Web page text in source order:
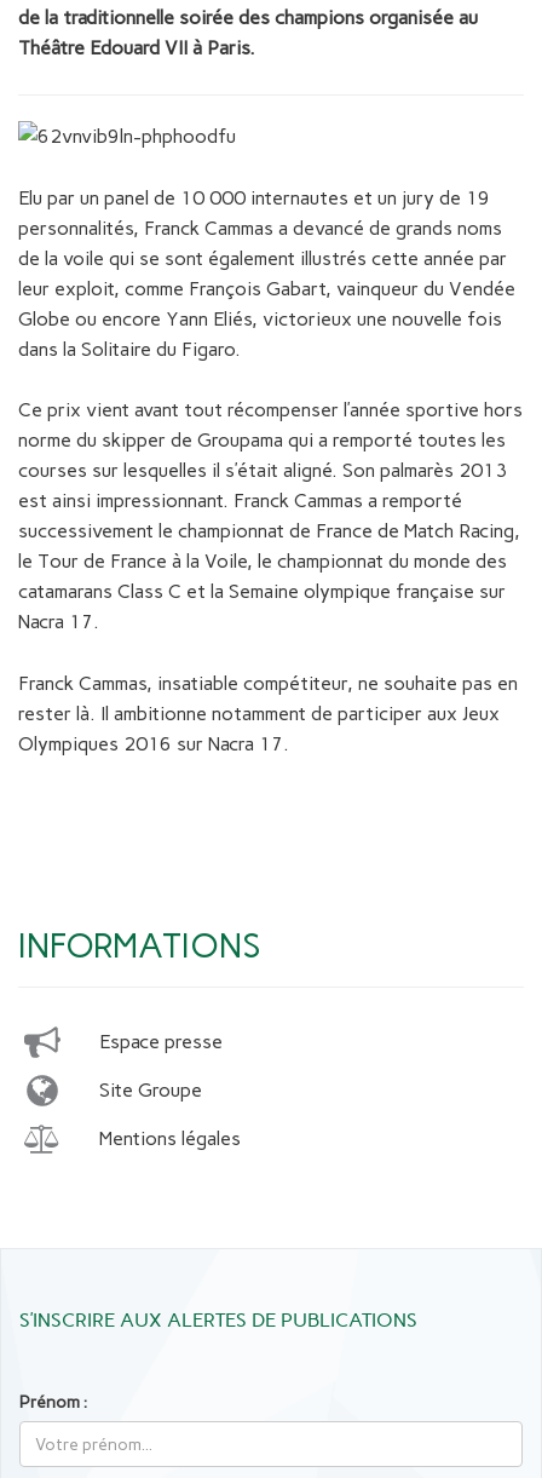
de la traditionnelle soirée des champions organisée au
Théâtre Edouard VII à Paris.
Elu par un panel de 10 000 internautes et un jury de 19
personnalités, Franck Cammas a devancé de grands noms
de la voile qui se sont également illustrés cette année par
leur exploit, comme François Gabart, vainqueur du Vendée
Globe ou encore Yann Eliés, victorieux une nouvelle fois
dans la Solitaire du Figaro.
Ce prix vient avant tout récompenser l’année sportive hors
norme du skipper de Groupama qui a remporté toutes les
courses sur lesquelles il s’était aligné. Son palmarès 2013
est ainsi impressionnant. Franck Cammas a remporté
successivement le championnat de France de Match Racing,
le Tour de France à la Voile, le championnat du monde des
catamarans Class C et la Semaine olympique française sur
Nacra 17.
Franck Cammas, insatiable compétiteur, ne souhaite pas en
rester là. Il ambitionne notamment de participer aux Jeux
Olympiques 2016 sur Nacra 17.
INFORMATIONS
Espace presse
Site Groupe
Mentions légales
S’INSCRIRE AUX ALERTES DE PUBLICATIONS
Prénom :